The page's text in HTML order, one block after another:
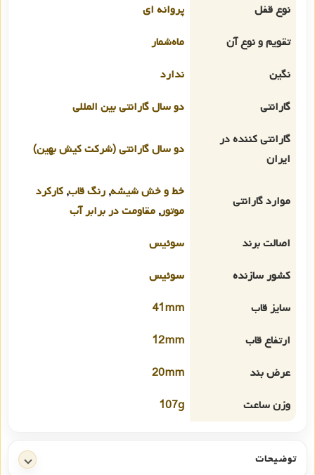
نوع قفل
پروانه ای
تقویم و نوع آن
ماه‌شمار
نگین
ندارد
گارانتی
دو سال گارانتی بین المللی
گارانتی کننده در
ایران
دو سال گارانتی (شرکت کیش بهین)
موارد گارانتی
خط و خش شیشه, رنگ قاب, کارکرد
موتور, مقاومت در برابر آب
اصالت برند
سوئیس
کشور سازنده
سوئیس
سایز قاب
41mm
ارتفاع قاب
12mm
عرض بند
20mm
وزن ساعت
107g
توضیحات